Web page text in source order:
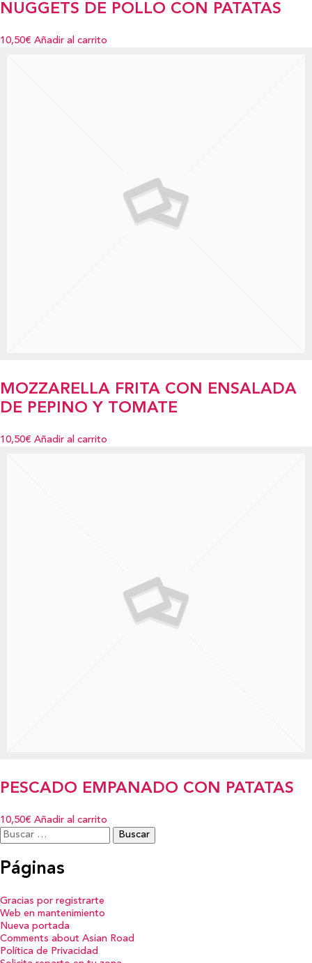
NUGGETS DE POLLO CON PATATAS
10,50€ Añadir al carrito
MOZZARELLA FRITA CON ENSALADA
DE PEPINO Y TOMATE
10,50€ Añadir al carrito
PESCADO EMPANADO CON PATATAS
10,50€ Añadir al carrito
Buscar:
Páginas
Gracias por registrarte
Web en mantenimiento
Nueva portada
Comments about Asian Road
Política de Privacidad